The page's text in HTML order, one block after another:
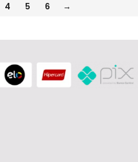
4 5 6 →